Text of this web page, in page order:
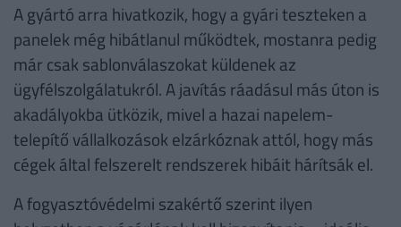
A gyártó arra hivatkozik, hogy a gyári teszteken a
panelek még hibátlanul működtek, mostanra pedig
már csak sablonválaszokat küldenek az
ügyfélszolgálatukról. A javítás ráadásul más úton is
akadályokba ütközik, mivel a hazai napelem-
telepítő vállalkozások elzárkóznak attól, hogy más
cégek által felszerelt rendszerek hibáit hárítsák el.
A fogyasztóvédelmi szakértő szerint ilyen